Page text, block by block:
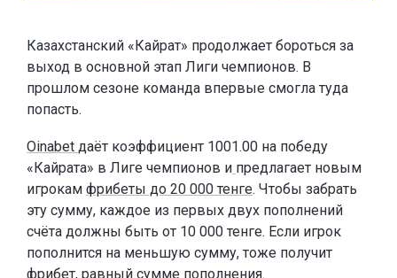
Казахстанский «Кайрат» продолжает бороться за
выход в основной этап Лиги чемпионов. В
прошлом сезоне команда впервые смогла туда
попасть.
Oinabet даёт коэффициент 1001.00 на победу
«Кайрата» в Лиге чемпионов и предлагает новым
игрокам фрибеты до 20 000 тенге. Чтобы забрать
эту сумму, каждое из первых двух пополнений
счёта должны быть от 10 000 тенге. Если игрок
пополнится на меньшую сумму, тоже получит
фрибет, равный сумме пополнения.